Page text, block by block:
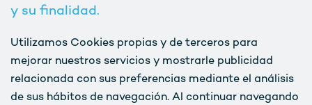
y su finalidad.
Utilizamos Cookies propias y de terceros para
mejorar nuestros servicios y mostrarle publicidad
relacionada con sus preferencias mediante el análisis
de sus hábitos de navegación. Al continuar navegando